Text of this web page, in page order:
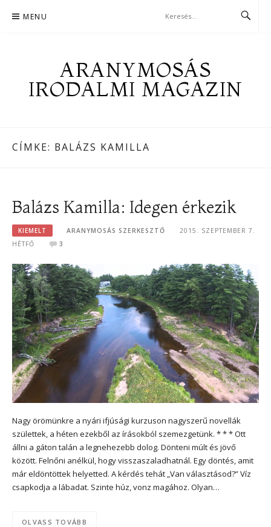
MENU
ARANYMOSÁS
IRODALMI MAGAZIN
CÍMKE: BALÁZS KAMILLA
Balázs Kamilla: Idegen érkezik
KIEMELT ARANYMOSÁS SZERKESZTŐ
2015. SZEPTEMBER 7.
HÉTFŐ
3
Nagy örömünkre a nyári ifjúsági kurzuson nagyszerű novellák
születtek, a héten ezekből az írásokból szemezgetünk. * * * Ott
állni a gáton talán a legnehezebb dolog. Dönteni múlt és jövő
között. Felnőni anélkül, hogy visszaszaladhatnál. Egy döntés, amit
már eldöntöttek helyetted. A kérdés tehát „Van választásod?” Víz
csapkodja a lábadat. Szinte húz, vonz magához. Olyan…
OLVASS TOVÁBB